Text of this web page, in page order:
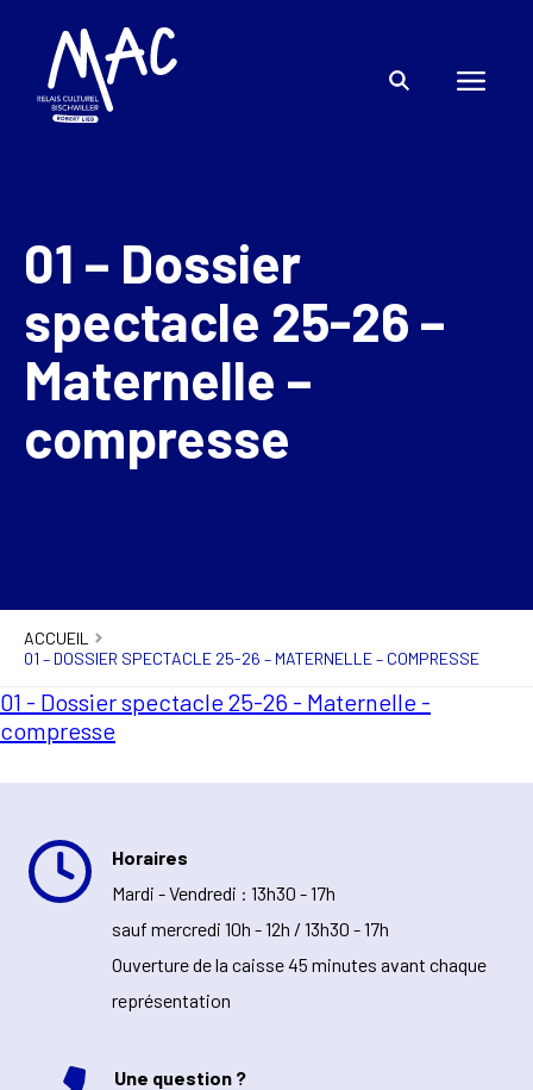
01 – Dossier
spectacle 25-26 –
Maternelle –
compresse
ACCUEIL
01 – DOSSIER SPECTACLE 25-26 – MATERNELLE – COMPRESSE
01 - Dossier spectacle 25-26 - Maternelle -
compresse
Horaires
Mardi - Vendredi : 13h30 - 17h
sauf mercredi 10h - 12h / 13h30 - 17h
Ouverture de la caisse 45 minutes avant chaque
représentation
Une question ?